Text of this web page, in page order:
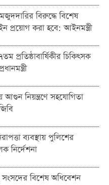
বিরুদ্ধে বিশেষ
প্রয়োগ করা হবে: আইনমন্ত্রী
প্রতিষ্ঠাবার্ষিকীর চিকিৎসক
আগুন নিয়ন্ত্রণে সহযোগিতা
ব্যবস্থায় পুলিশের
নির্দেশনা
সংসদের বিশেষ অধিবেশন